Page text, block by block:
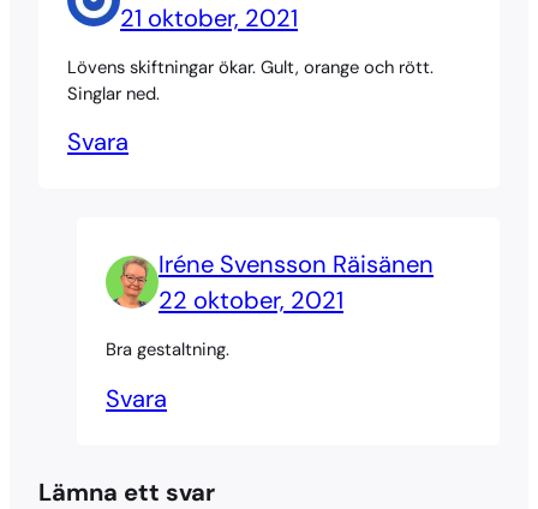
21 oktober, 2021
Lövens skiftningar ökar. Gult, orange och rött.
Singlar ned.
Svara
Iréne Svensson Räisänen
22 oktober, 2021
Bra gestaltning.
Svara
Lämna ett svar